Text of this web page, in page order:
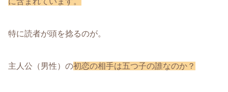
特に読者が頭を捻るのが。
主人公（男性）の初恋の相手は五つ子の誰なのか？